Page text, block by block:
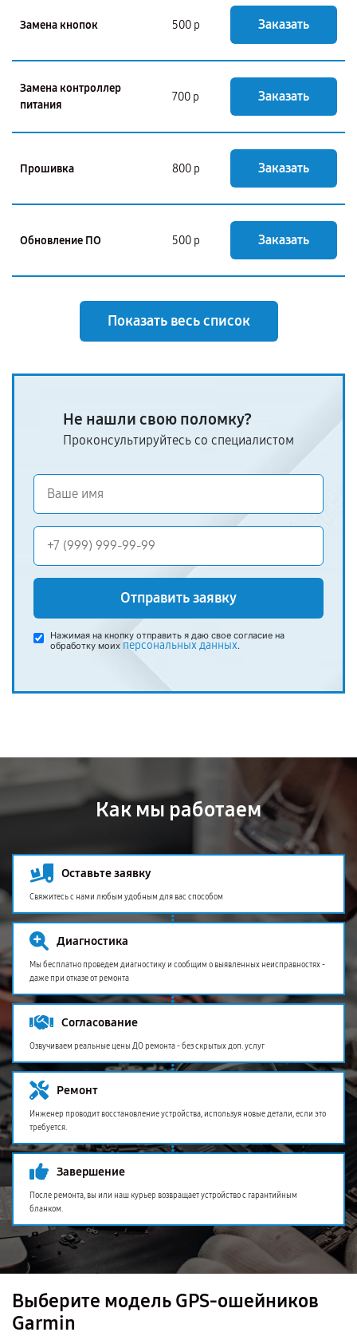
Замена кнопок 500 р Заказать
Замена контроллер
питания
700 р Заказать
Прошивка 800 р Заказать
Обновление ПО 500 р Заказать
Показать весь список
Не нашли свою поломку?
Проконсультируйтесь со специалистом
Отправить заявку
Нажимая на кнопку отправить я даю свое согласие на
обработку моих персональных данных.
Как мы работаем
Оставьте заявку
Свяжитесь с нами любым удобным для вас способом
Диагностика
Мы бесплатно проведем диагностику и сообщим о выявленных неисправностях -
даже при отказе от ремонта
Согласование
Озвучиваем реальные цены ДО ремонта - без скрытых доп. услуг
Ремонт
Инженер проводит восстановление устройства, используя новые детали, если это
требуется.
Завершение
После ремонта, вы или наш курьер возвращает устройство с гарантийным
бланком.
Выберите модель GPS-ошейников
Garmin